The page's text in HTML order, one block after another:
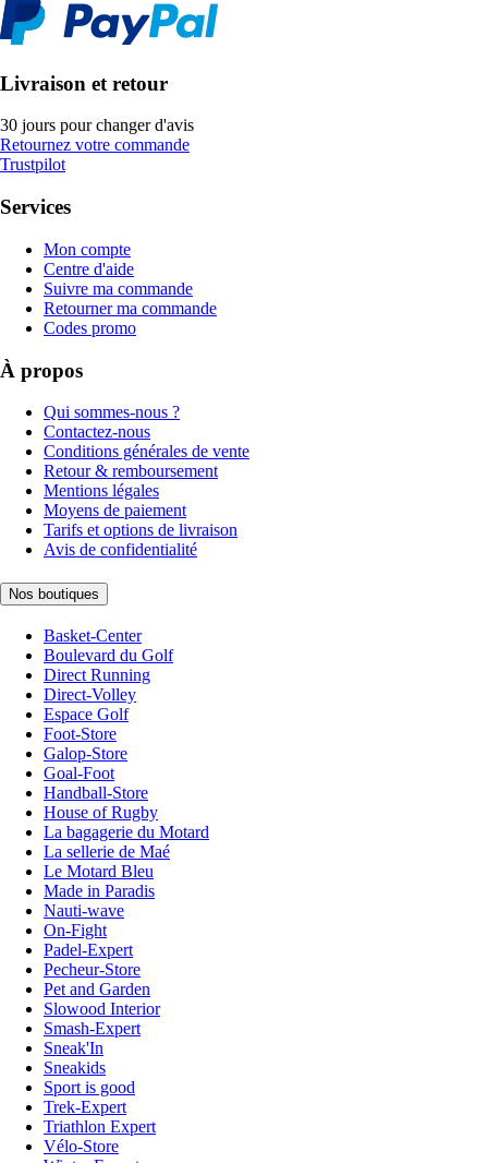
Livraison et retour
30 jours pour changer d'avis
Retournez votre commande
Trustpilot
Services
Mon compte
Centre d'aide
Suivre ma commande
Retourner ma commande
Codes promo
À propos
Qui sommes-nous ?
Contactez-nous
Conditions générales de vente
Retour & remboursement
Mentions légales
Moyens de paiement
Tarifs et options de livraison
Avis de confidentialité
Nos boutiques
Basket-Center
Boulevard du Golf
Direct Running
Direct-Volley
Espace Golf
Foot-Store
Galop-Store
Goal-Foot
Handball-Store
House of Rugby
La bagagerie du Motard
La sellerie de Maé
Le Motard Bleu
Made in Paradis
Nauti-wave
On-Fight
Padel-Expert
Pecheur-Store
Pet and Garden
Slowood Interior
Smash-Expert
Sneak'In
Sneakids
Sport is good
Trek-Expert
Triathlon Expert
Vélo-Store